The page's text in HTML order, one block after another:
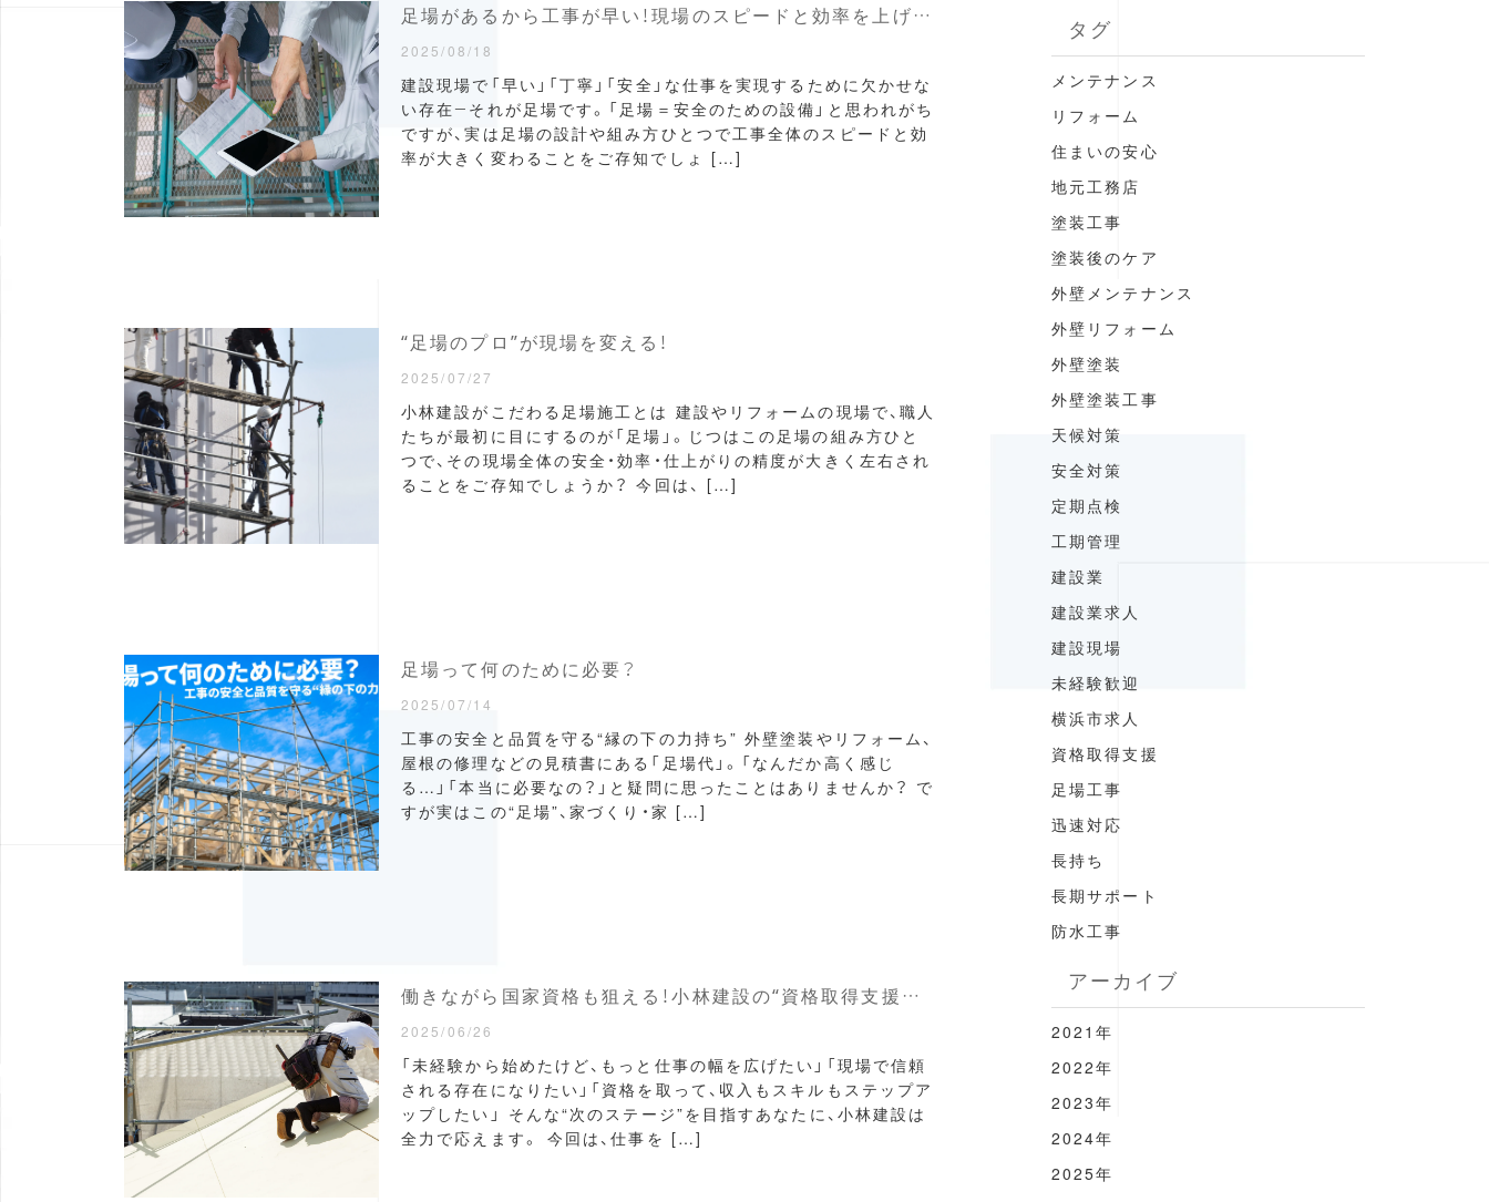
足場があるから工事が早い！現場のスピードと効率を上げる足場の力
2025/08/18
建設現場で「早い」「丁寧」「安全」な仕事を実現するために欠かせな
い存在―それが足場です。「足場＝安全のための設備」と思われがち
ですが、実は足場の設計や組み方ひとつで工事全体のスピードと効
率が大きく変わることをご存知でしょ […]
“足場のプロ”が現場を変える！
2025/07/27
小林建設がこだわる足場施工とは 建設やリフォームの現場で、職人
たちが最初に目にするのが「足場」。じつはこの足場の組み方ひと
つで、その現場全体の安全・効率・仕上がりの精度が大きく左右され
ることをご存知でしょうか？ 今回は、 […]
足場って何のために必要？
2025/07/14
工事の安全と品質を守る“縁の下の力持ち” 外壁塗装やリフォーム、
屋根の修理などの見積書にある「足場代」。「なんだか高く感じ
る…」「本当に必要なの？」と疑問に思ったことはありませんか？ で
すが実はこの“足場”、家づくり・家 […]
働きながら国家資格も狙える！小林建設の“資格取得支援制度”とは？
2025/06/26
「未経験から始めたけど、もっと仕事の幅を広げたい」「現場で信頼
される存在になりたい」「資格を取って、収入もスキルもステップア
ップしたい」 そんな“次のステージ”を目指すあなたに、小林建設は
全力で応えます。 今回は、仕事を […]
タグ
メンテナンス
リフォーム
住まいの安心
地元工務店
塗装工事
塗装後のケア
外壁メンテナンス
外壁リフォーム
外壁塗装
外壁塗装工事
天候対策
安全対策
定期点検
工期管理
建設業
建設業求人
建設現場
未経験歓迎
横浜市求人
資格取得支援
足場工事
迅速対応
長持ち
長期サポート
防水工事
アーカイブ
2021年
2022年
2023年
2024年
2025年